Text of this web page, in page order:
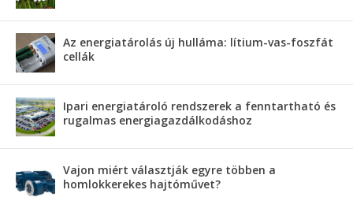
Az energiatárolás új hulláma: lítium-vas-foszfát
cellák
Ipari energiatároló rendszerek a fenntartható és
rugalmas energiagazdálkodáshoz
Vajon miért választják egyre többen a
homlokkerekes hajtóművet?